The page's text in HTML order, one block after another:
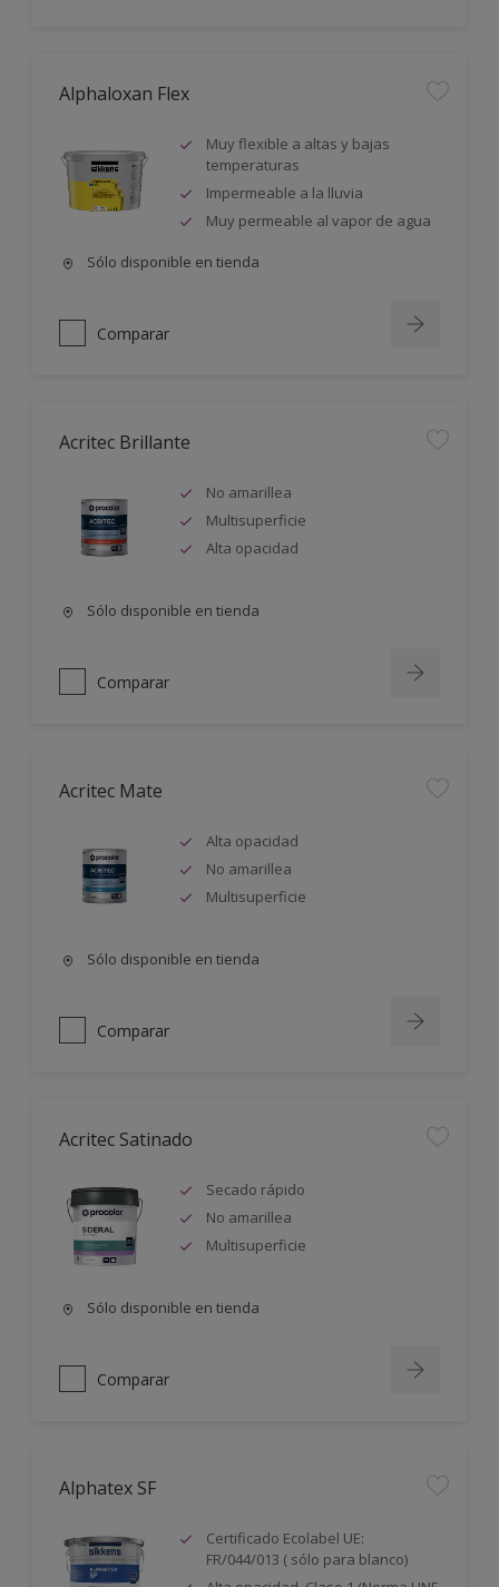
Alphaloxan Flex
Muy flexible a altas y bajas
temperaturas
Impermeable a la lluvia
Muy permeable al vapor de agua
Sólo disponible en tienda
Comparar
Acritec Brillante
No amarillea
Multisuperficie
Alta opacidad
Sólo disponible en tienda
Comparar
Acritec Mate
Alta opacidad
No amarillea
Multisuperficie
Sólo disponible en tienda
Comparar
Acritec Satinado
Secado rápido
No amarillea
Multisuperficie
Sólo disponible en tienda
Comparar
Alphatex SF
Certificado Ecolabel UE:
FR/044/013 ( sólo para blanco)